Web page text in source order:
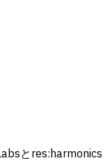
とres:harmonics